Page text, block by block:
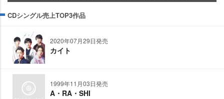
CDシングル売上TOP3作品
2020年07月29日発売
カイト
1999年11月03日発売
A・RA・SHI